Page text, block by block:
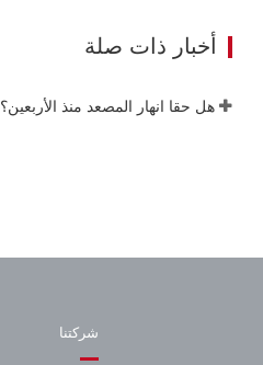
أخبار ذات صلة
هل حقا انهار المصعد منذ الأربعين؟
شركتنا